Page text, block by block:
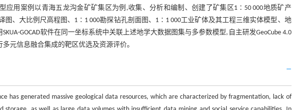
应用案例以青海五龙沟金矿矿集区为例,收集、分析和编制、创建了矿集区1∶50 000地质矿产
图、大比例尺高程图、1∶1 000勘探钻孔剖面图、1∶1 000工业矿体及其工程三维实体模型、地
GOCAD软件在同一坐标系统中关联上述地学大数据图集与多参数模型,自主研发GeoCube 4.0
元信息融合集成的靶区优选及资源评价。
has generated massive geological data resources, which are characterized by fragmentation, lack of